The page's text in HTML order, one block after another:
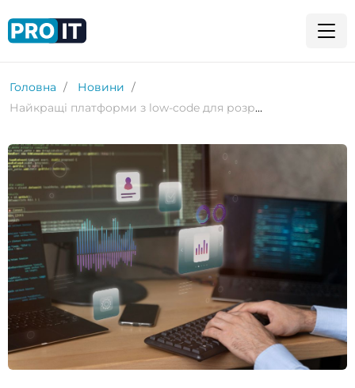
Головна
Новини
Найкращі платформи з low-code для розробників у 2023 році